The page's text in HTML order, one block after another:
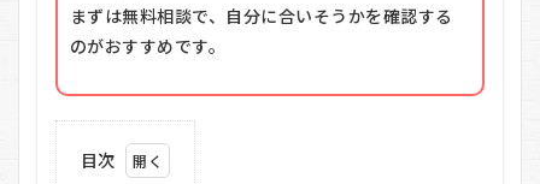
まずは無料相談で、自分に合いそうかを確認する
のがおすすめです。
目次